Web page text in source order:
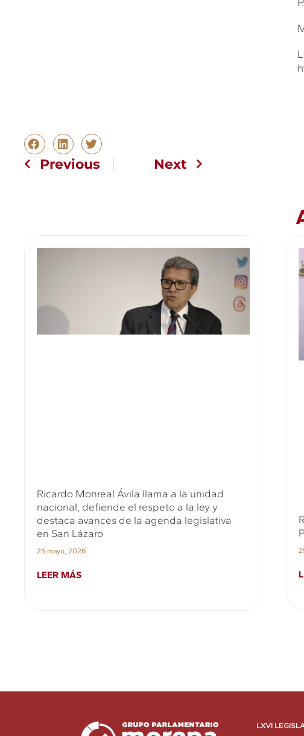
Previous Next
Ricardo Monreal Ávila llama a la unidad
nacional, defiende el respeto a la ley y
destaca avances de la agenda legislativa
en San Lázaro
25 mayo, 2026
LEER MÁS
LXVI